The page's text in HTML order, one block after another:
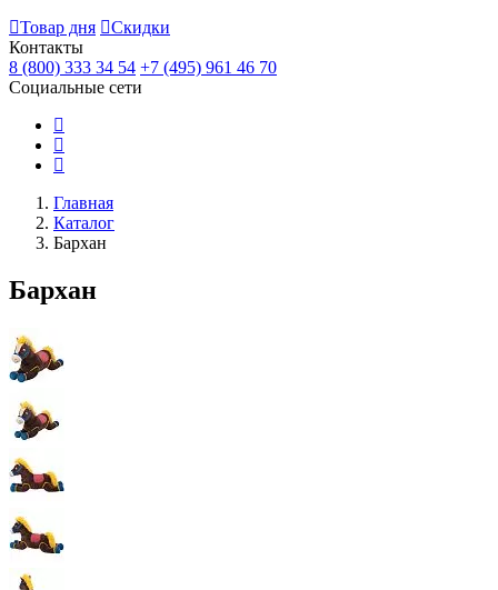
Товар дня
Скидки
Контакты
8 (800) 333 34 54 +7 (495) 961 46 70
Социальные сети
Главная
Каталог
Бархан
Бархан